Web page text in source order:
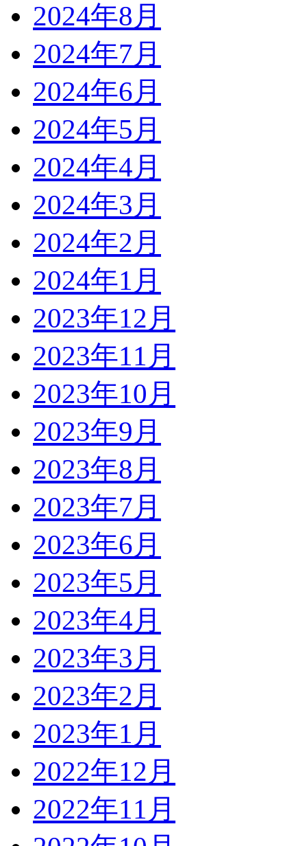
2024年8月
2024年7月
2024年6月
2024年5月
2024年4月
2024年3月
2024年2月
2024年1月
2023年12月
2023年11月
2023年10月
2023年9月
2023年8月
2023年7月
2023年6月
2023年5月
2023年4月
2023年3月
2023年2月
2023年1月
2022年12月
2022年11月